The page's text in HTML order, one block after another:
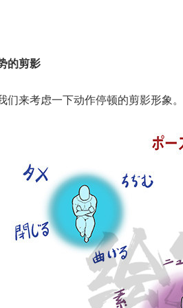
的剪影
们来考虑一下动作停顿的剪影形象。